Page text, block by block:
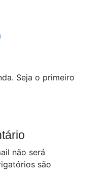
Seja o primeiro
não será
são